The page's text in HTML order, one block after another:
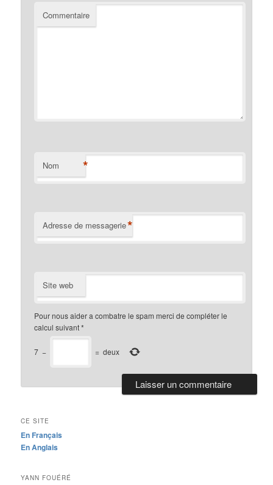
Commentaire
Nom *
Adresse de messagerie*
Site web
Pour nous aider a combatre le spam merci de compléter le
calcul suivant*
7 − = deux
CE SITE
En Français
En Anglais
YANN FOUÉRÉ